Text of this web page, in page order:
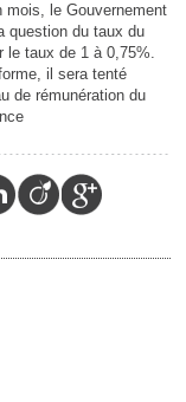
le Gouvernement
question du taux du
le taux de 1 à 0,75%.
il sera tenté
de rémunération du